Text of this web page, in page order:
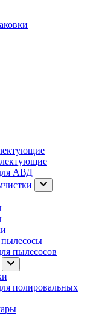
АВД
пылесосов
полировальных